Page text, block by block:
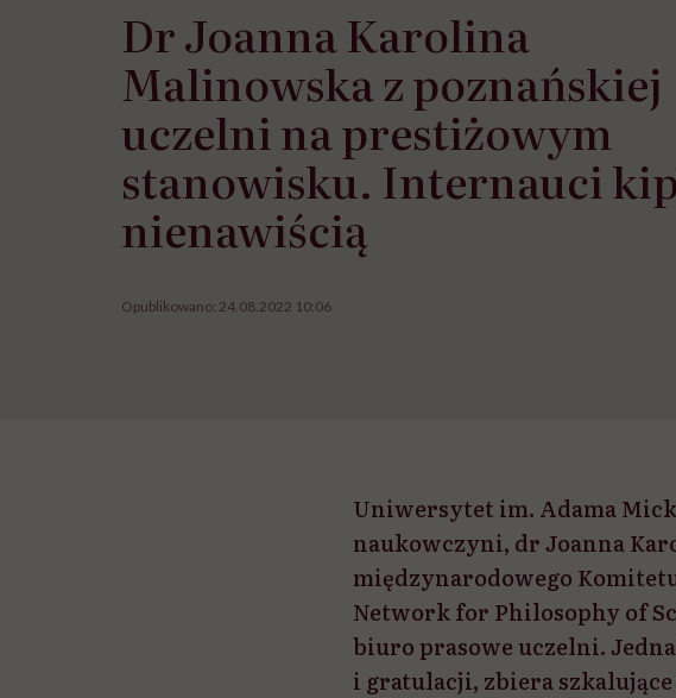
Dr Joanna Karolina
Malinowska z poznańskiej
uczelni na prestiżowym
stanowisku. Internauci
nienawiścią
Opublikowano: 24.08.2022 10:06
Uniwersytet im. Adama
naukowczyni, dr Joanna
międzynarodowego
Network for Philosophy of
biuro prasowe uczelni.
i gratulacji, zbiera